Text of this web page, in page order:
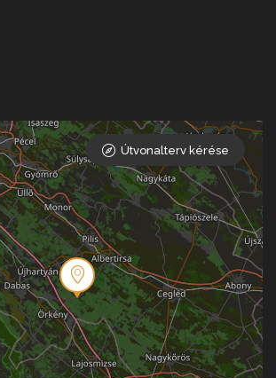
Útvonalterv kérése